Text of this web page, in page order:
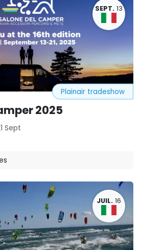
SEPT. 13
2025
Sept
Plainair tradeshow
JUIL. 16